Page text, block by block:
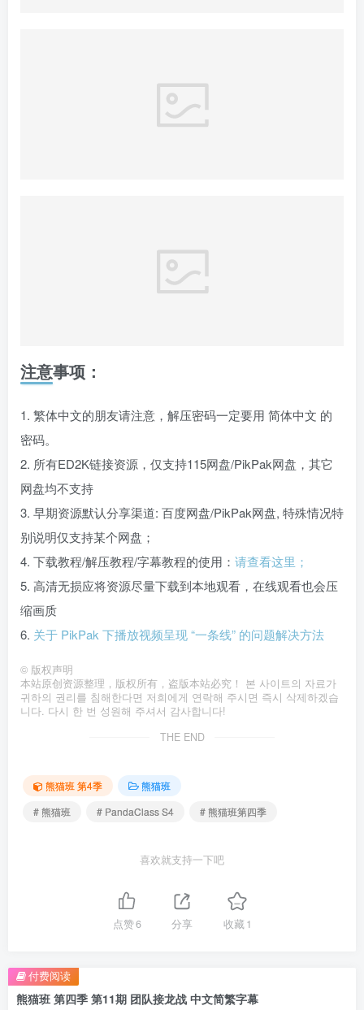
注意事项：
1. 繁体中文的朋友请注意，解压密码一定要用 简体中文 的
密码。
2. 所有ED2K链接资源，仅支持115网盘/PikPak网盘，其它
网盘均不支持
3. 早期资源默认分享渠道: 百度网盘/PikPak网盘, 特殊情况特
别说明仅支持某个网盘；
4. 下载教程/解压教程/字幕教程的使用： 请查看这里；
5. 高清无损应将资源尽量下载到本地观看，在线观看也会压
缩画质
6. 关于 PikPak 下播放视频呈现 “一条线” 的问题解决方法
© 版权声明
本站原创资源整理，版权所有，盗版本站必究！ 본 사이트의 자료가
귀하의 권리를 침해한다면 저희에게 연락해 주시면 즉시 삭제하겠습
니다. 다시 한 번 성원해 주셔서 감사합니다!
THE END
熊猫班 第4季
熊猫班
# 熊猫班
# PandaClass S4 # 熊猫班第四季
喜欢就支持一下吧
点赞6 分享 收藏1
熊猫班 第四季 第11期 团队接龙战 中文简繁字幕
付费阅读